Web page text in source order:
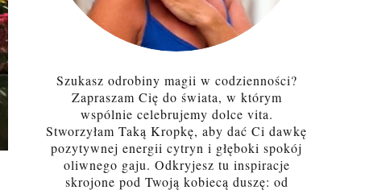
Szukasz odrobiny magii w codzienności?
Zapraszam Cię do świata, w którym
wspólnie celebrujemy dolce vita.
Stworzyłam Taką Kropkę, aby dać Ci dawkę
pozytywnej energii cytryn i głęboki spokój
oliwnego gaju. Odkryjesz tu inspiracje
skrojone pod Twoją kobiecą duszę: od